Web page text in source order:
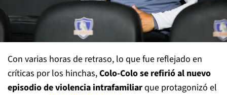
Con varias horas de retraso, lo que fue reflejado en
críticas por los hinchas,Colo-Colo se refirió al nuevo
episodio de violencia intrafamiliarque protagonizó el